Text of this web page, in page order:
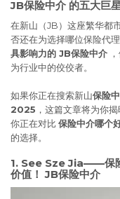
JB保险中介 的五大巨
在新山（JB）这座繁华都
否还在为选择哪位保险代
具影响力的 JB保险中介
为行业中的佼佼者。
如果你正在搜索新山保险
2025 ，这篇文章将为你
你正在对比保险中介哪个
的选择。
1. See Sze Jia——保
价值！ JB保险中介